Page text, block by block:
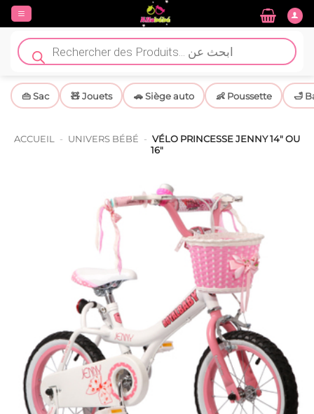
Passer
contenu
Recherche
de
produits
👜 Sac 🧸 Jouets 🚗 Siège auto 👶 Poussette 🛁
ACCUEIL - UNIVERS BÉBÉ - VÉLO PRINCESSE JENNY 14″ OU
16″